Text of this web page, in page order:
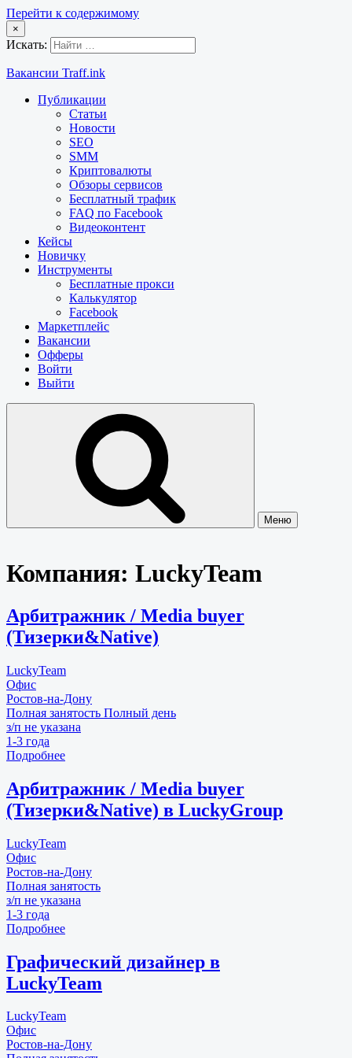
Перейти к содержимому
×
Искать:
Вакансии Traff.ink
Публикации
Статьи
Новости
SEO
SMM
Криптовалюты
Обзоры сервисов
Бесплатный трафик
FAQ по Facebook
Видеоконтент
Кейсы
Новичку
Инструменты
Бесплатные прокси
Калькулятор
Facebook
Маркетплейс
Вакансии
Офферы
Войти
Выйти
Меню
Компания: LuckyTeam
Арбитражник / Media buyer
(Тизерки&Native)
LuckyTeam
Офис
Ростов-на-Дону
Полная занятость Полный день
з/п не указана
1-3 года
Подробнее
Арбитражник / Media buyer
(Тизерки&Native) в LuckyGroup
LuckyTeam
Офис
Ростов-на-Дону
Полная занятость
з/п не указана
1-3 года
Подробнее
Графический дизайнер в
LuckyTeam
LuckyTeam
Офис
Ростов-на-Дону